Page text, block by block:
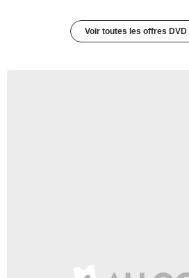
Voir toutes les offres DVD